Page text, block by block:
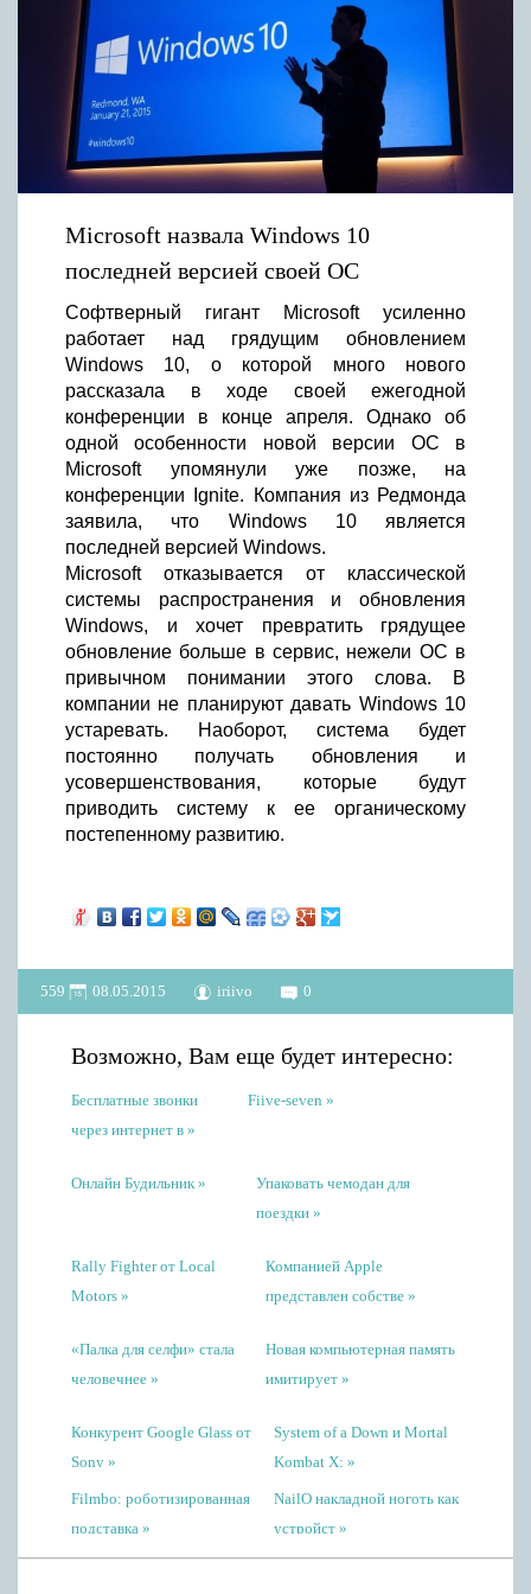
Microsoft назвала Windows 10
последней версией своей ОС
Софтверный гигант Microsoft усиленно
работает над грядущим обновлением
Windows 10, о которой много нового
рассказала в ходе своей ежегодной
конференции в конце апреля. Однако об
одной особенности новой версии ОС в
Microsoft упомянули уже позже, на
конференции Ignite. Компания из Редмонда
заявила, что Windows 10 является
последней версией Windows.
Microsoft отказывается от классической
системы распространения и обновления
Windows, и хочет превратить грядущее
обновление больше в сервис, нежели ОС в
привычном понимании этого слова. В
компании не планируют давать Windows 10
устаревать. Наоборот, система будет
постоянно получать обновления и
усовершенствования, которые будут
приводить систему к ее органическому
постепенному развитию.
559 08.05.2015 iriivo 0
Возможно, Вам еще будет интересно:
Бесплатные звонки
через интернет в
Fiive-seven
Онлайн Будильник
Упаковать чемодан для
поездки
Rally Fighter от Local
Motors
Компанией Apple
представлен собстве
«Палка для селфи» стала
человечнее
Новая компьютерная память
имитирует
Конкурент Google Glass от
Sony
System of a Down и Mortal
Kombat X:
Filmbo: роботизированная
подставка
NailO накладной ноготь как
устройст